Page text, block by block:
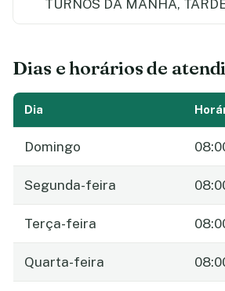
TURNOS DA MANHA,
Dias e horários de
Dia
Domingo
Segunda-feira
Terça-feira
Quarta-feira